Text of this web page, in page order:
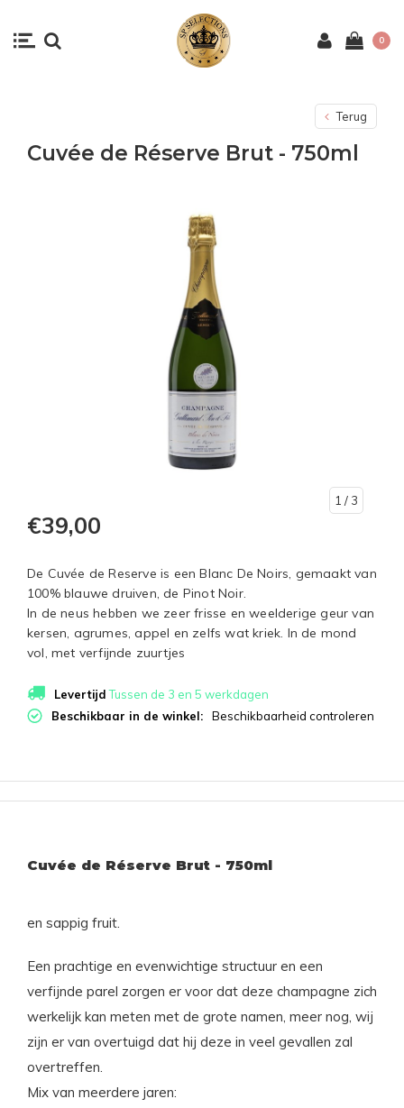
0
Terug
Cuvée de Réserve Brut - 750ml
1 / 3
€39,00
De Cuvée de Reserve is een Blanc De Noirs, gemaakt van
100% blauwe druiven, de Pinot Noir.
In de neus hebben we zeer frisse en weelderige geur van
kersen, agrumes, appel en zelfs wat kriek. In de mond
vol, met verfijnde zuurtjes
LevertijdTussen de 3 en 5 werkdagen
Beschikbaar in de winkel:
Beschikbaarheid controleren
Cuvée de Réserve Brut - 750ml
en sappig fruit.
Een prachtige en evenwichtige structuur en een
verfijnde parel zorgen er voor dat deze champagne zich
werkelijk kan meten met de grote namen, meer nog, wij
zijn er van overtuigd dat hij deze in veel gevallen zal
overtreffen.
Mix van meerdere jaren: